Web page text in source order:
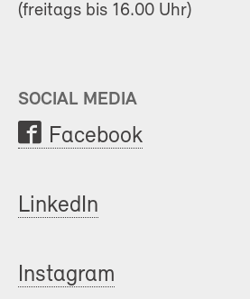
(freitags bis 16.00 Uhr)
SOCIAL MEDIA
Facebook
LinkedIn
Instagram